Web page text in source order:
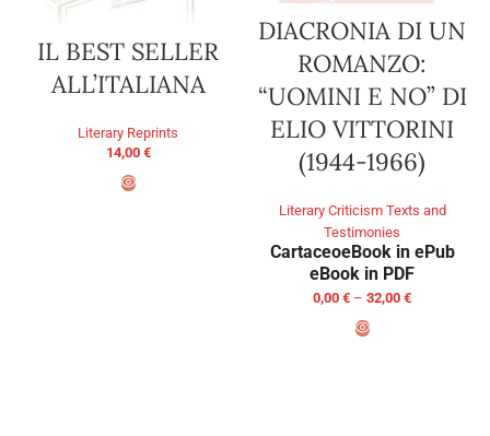
IL BEST SELLER
ALL’ITALIANA
Literary Reprints
14,00 €
DIACRONIA DI UN
ROMANZO:
“UOMINI E NO” DI
ELIO VITTORINI
(1944-1966)
Literary Criticism Texts and
Testimonies
CartaceoeBook in ePub
eBook in PDF
0,00 € – 32,00 €